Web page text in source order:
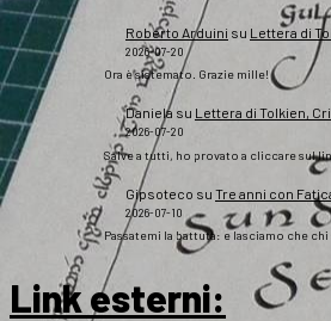
Roberto Arduini su Lettera di
2026-07-20
Ora è sistemato. Grazie mille!
Daniela su Lettera di Tolkien,
2026-07-20
Salve a tutti, ho provato a cliccare sul
Gipsoteco su Tre anni con
2026-07-10
Passatemi la battuta: e lasciamo che
Link esterni: